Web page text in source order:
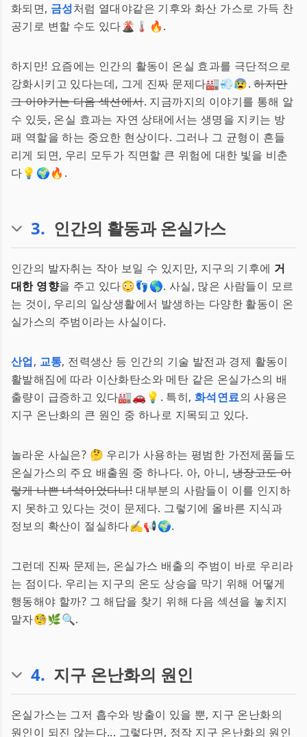
화되면, 금성처럼 열대야같은 기후와 화산 가스로 가득 찬
공기로 변할 수도 있다🌋🌡️🔥.
하지만! 요즘에는 인간의 활동이 온실 효과를 극단적으로
강화시키고 있다는데, 그게 진짜 문제다🏭💨😰.하지만
그 이야기는 다음 섹션에서. 지금까지의 이야기를 통해 알
수 있듯, 온실 효과는 자연 상태에서는 생명을 지키는 방
패 역할을 하는 중요한 현상이다. 그러나 그 균형이 흔들
리게 되면, 우리 모두가 직면할 큰 위험에 대한 빛을 비춘
다💡🌍🔥.
3. 인간의 활동과 온실가스
인간의 발자취는 작아 보일 수 있지만, 지구의 기후에 거
대한 영향을 주고 있다😳👣🌎. 사실, 많은 사람들이 모르
는 것이, 우리의 일상생활에서 발생하는 다양한 활동이 온
실가스의 주범이라는 사실이다.
산업, 교통, 전력생산 등 인간의 기술 발전과 경제 활동이
활발해짐에 따라 이산화탄소와 메탄 같은 온실가스의 배
출량이 급증하고 있다🏭🚗💡. 특히, 화석연료의 사용은
지구 온난화의 큰 원인 중 하나로 지목되고 있다.
놀라운 사실은? 🤔 우리가 사용하는 평범한 가전제품들도
온실가스의 주요 배출원 중 하나다. 아, 아니,냉장고도 이
렇게 나쁜 녀석이었다니!대부분의 사람들이 이를 인지하
지 못하고 있다는 것이 문제다. 그렇기에 올바른 지식과
정보의 확산이 절실하다✍️📢🌍.
그런데 진짜 문제는, 온실가스 배출의 주범이 바로 우리라
는 점이다. 우리는 지구의 온도 상승을 막기 위해 어떻게
행동해야 할까? 그 해답을 찾기 위해 다음 섹션을 놓치지
말자🧐🌿🔍.
4. 지구 온난화의 원인
온실가스는 그저 흡수와 방출이 있을 뿐, 지구 온난화의
원인이 되진 않는다... 그렇다면, 정작 지구 온난화의 원인